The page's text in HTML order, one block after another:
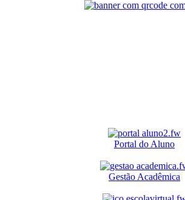
Portal do Aluno
Gestão Acadêmica